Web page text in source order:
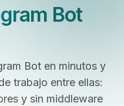
Bot
Bot en minutos y
trabajo entre ellas:
y sin middleware